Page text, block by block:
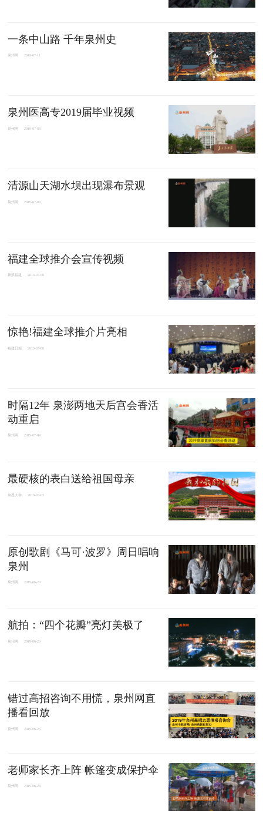
一条中山路 千年泉州史
泉州网 2019-07-11
泉州医高专2019届毕业视频
泉州网 2019-07-08
清源山天湖水坝出现瀑布景观
泉州网 2019-07-08
福建全球推介会宣传视频
新浪福建 2019-07-06
惊艳!福建全球推介片亮相
福建日报 2019-07-06
时隔12年 泉澎两地天后宫会香活
动重启
泉州网 2019-07-04
最硬核的表白送给祖国母亲
仰恩大学 2019-07-03
原创歌剧《马可·波罗》周日唱响
泉州
泉州网 2019-06-29
航拍：“四个花瓣”亮灯美极了
泉州网 2019-06-29
错过高招咨询不用慌，泉州网直
播看回放
泉州网 2019-06-26
老师家长齐上阵 帐篷变成保护伞
泉州网 2019-06-24